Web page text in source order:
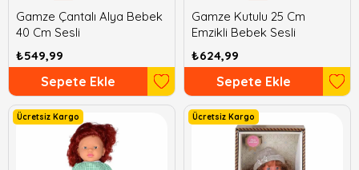
Gamze Çantalı Alya Bebek
40 Cm Sesli
₺549,99
Sepete Ekle
Gamze Kutulu 25 Cm
Emzikli Bebek Sesli
₺624,99
Sepete Ekle
Ücretsiz Kargo Ücretsiz Kargo